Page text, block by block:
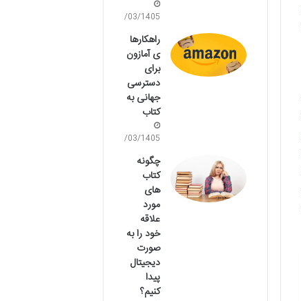
28/03/1405
راهکارها
ی آمازون
برای
دسترسی
جهانی به
کتاب
23/03/1405
چگونه
کتاب
های
مورد
علاقه
خود را به
صورت
دیجیتال
پیدا
کنیم؟